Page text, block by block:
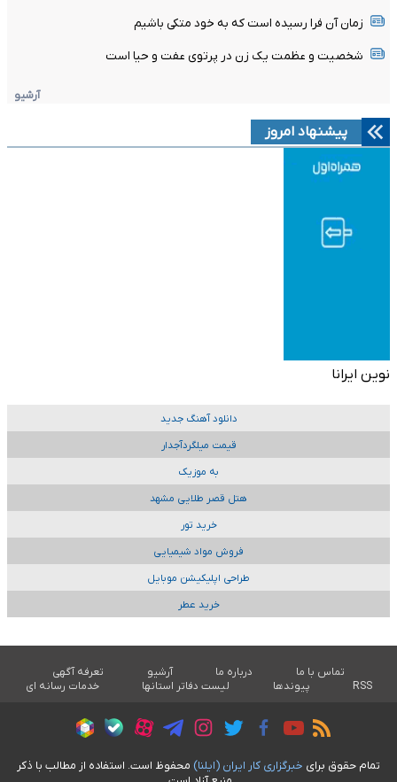
زمان آن فرا رسیده است که به خود متکی باشیم
شخصیت و عظمت یک زن در پرتوی عفت و حیا است
آرشیو
پیشنهاد امروز
نوین ایرانا
دانلود آهنگ جدید
قیمت میلگردآجدار
به موزیک
هتل قصر طلایی مشهد
خرید تور
فروش مواد شیمیایی
طراحی اپلیکیشن موبایل
خرید عطر
تماس با ما درباره ما آرشیو
تعرفه آگهی
RSS
پیوندها لیست دفاتر استانها خدمات رسانه ای
تمام حقوق برای خبرگزاری کار ايران (ايلنا) محفوظ است. استفاده از مطالب با ذکر